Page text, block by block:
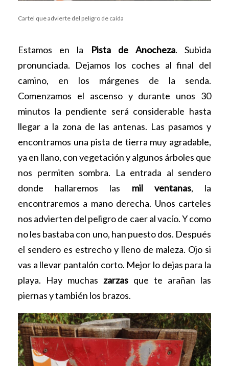
Cartel que advierte del peligro de caída
Estamos en la Pista de Anocheza. Subida
pronunciada. Dejamos los coches al final del
camino, en los márgenes de la senda.
Comenzamos el ascenso y durante unos 30
minutos la pendiente será considerable hasta
llegar a la zona de las antenas. Las pasamos y
encontramos una pista de tierra muy agradable,
ya en llano, con vegetación y algunos árboles que
nos permiten sombra. La entrada al sendero
donde hallaremos las mil ventanas, la
encontraremos a mano derecha. Unos carteles
nos advierten del peligro de caer al vacío. Y como
no les bastaba con uno, han puesto dos. Después
el sendero es estrecho y lleno de maleza. Ojo si
vas a llevar pantalón corto. Mejor lo dejas para la
playa. Hay muchas zarzas que te arañan las
piernas y también los brazos.